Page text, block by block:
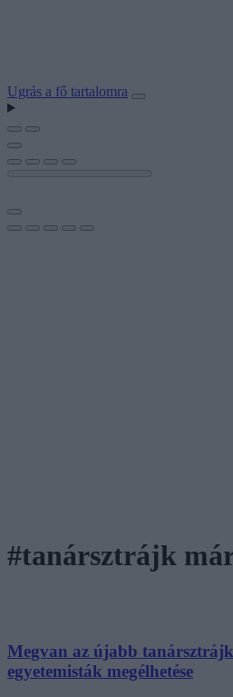
Ugrás a fő tartalomra
#tanársztrájk
Megvan az újabb
egyetemisták megélhetése